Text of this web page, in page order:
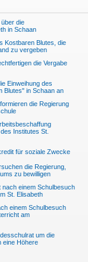
die
in Schaan
Kostbaren Blutes, die
zu vergeben
die Vergabe
Einweihung des
Blutes" in Schaan an
die Regierung
Institutes St.
für soziale Zwecke
die Regierung,
zu bewilligen
einem Schulbesuch
St. Elisabeth
einem Schulbesuch
am
um die
eine Höhere